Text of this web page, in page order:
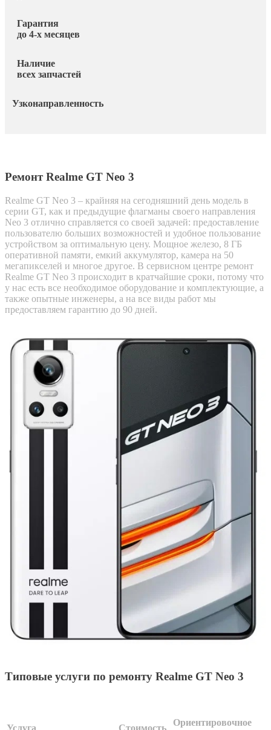
Гарантия
до 4-х месяцев
Наличие
всех запчастей
Узконаправленность
Ремонт Realme GT Neo 3
Realme GT Neo 3 – крайняя на сегодняшний день модель в
серии GT, как и предыдущие флагманы своего направления
Neo 3 отлично справляется со своей задачей: предоставление
пользователю больших возможностей и удобное пользование
устройством за оптимальную цену. Мощное железо, 8 ГБ
оперативной памяти, емкий аккумулятор, камера на 50
мегапикселей и многое другое. В сервисном центре ремонт
Realme GT Neo 3 происходит в кратчайшие сроки, потому что
у нас есть все необходимое оборудование и комплектующие, а
также опытные инженеры, а на все виды работ мы
предоставляем гарантию до 90 дней.
Типовые услуги по ремонту Realme GT Neo 3
Ориентировочное